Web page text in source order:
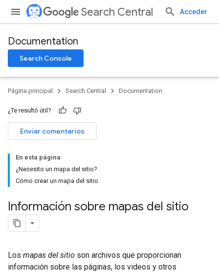
Search Central Acceder
Documentation
Search Console
Página principal Search Central Documentation
¿Te resultó útil?
Enviar comentarios
En esta página
¿Necesito un mapa del sitio?
Cómo crear un mapa del sitio
Información sobre mapas del sitio
Los mapas del sitio son archivos que proporcionan
información sobre las páginas, los videos y otros